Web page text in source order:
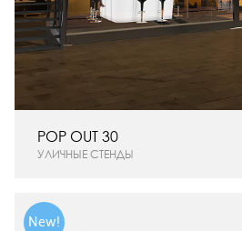
УЛИЧНЫЕ СТЕНДЫ
POP OUT 30
New!